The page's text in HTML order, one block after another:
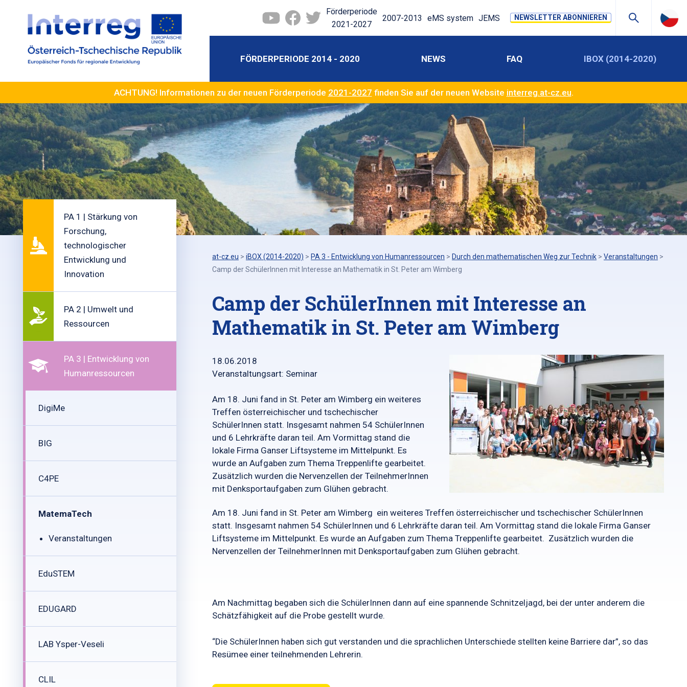
Förderperiode
2021-2027
2007-2013 eMS system JEMS NEWSLETTER ABONNIEREN
FÖRDERPERIODE 2014 - 2020 NEWS FAQ IBOX (2014-2020)
ACHTUNG! Informationen zu der neuen Förderperiode 2021-2027 finden Sie auf der neuen Website interreg.at-cz.eu.
PA 1 | Stärkung von
Forschung,
technologischer
Entwicklung und
Innovation
PA 2 | Umwelt und
Ressourcen
PA 3 | Entwicklung von
Humanressourcen
DigiMe
BIG
C4PE
MatemaTech
Veranstaltungen
EduSTEM
EDUGARD
LAB Ysper-Veseli
CLIL
at-cz.eu > iBOX (2014-2020) > PA 3 - Entwicklung von Humanressourcen > Durch den mathematischen Weg zur Technik > Veranstaltungen >
Camp der SchülerInnen mit Interesse an Mathematik in St. Peter am Wimberg
Camp der SchülerInnen mit Interesse an
Mathematik in St. Peter am Wimberg
18.06.2018
Veranstaltungsart: Seminar
Am 18. Juni fand in St. Peter am Wimberg ein weiteres
Treffen österreichischer und tschechischer
SchülerInnen statt. Insgesamt nahmen 54 SchülerInnen
und 6 Lehrkräfte daran teil. Am Vormittag stand die
lokale Firma Ganser Liftsysteme im Mittelpunkt. Es
wurde an Aufgaben zum Thema Treppenlifte gearbeitet.
Zusätzlich wurden die Nervenzellen der TeilnehmerInnen
mit Denksportaufgaben zum Glühen gebracht.
Am 18. Juni fand in St. Peter am Wimberg ein weiteres Treffen österreichischer und tschechischer SchülerInnen
statt. Insgesamt nahmen 54 SchülerInnen und 6 Lehrkräfte daran teil. Am Vormittag stand die lokale Firma Ganser
Liftsysteme im Mittelpunkt. Es wurde an Aufgaben zum Thema Treppenlifte gearbeitet. Zusätzlich wurden die
Nervenzellen der TeilnehmerInnen mit Denksportaufgaben zum Glühen gebracht.
Am Nachmittag begaben sich die SchülerInnen dann auf eine spannende Schnitzeljagd, bei der unter anderem die
Schätzfähigkeit auf die Probe gestellt wurde.
“Die SchülerInnen haben sich gut verstanden und die sprachlichen Unterschiede stellten keine Barriere dar”, so das
Resümee einer teilnehmenden Lehrerin.